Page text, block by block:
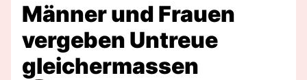
Männer und Frauen
vergeben Untreue
gleichermassen